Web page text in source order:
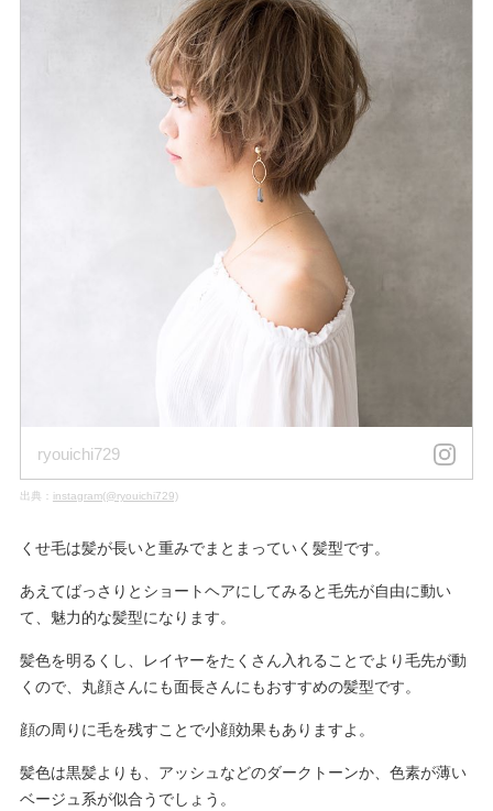
ryouichi729
出典： instagram(@ryouichi729)
くせ毛は髪が長いと重みでまとまっていく髪型です。
あえてばっさりとショートヘアにしてみると毛先が自由に動い
て、魅力的な髪型になります。
髪色を明るくし、レイヤーをたくさん入れることでより毛先が動
くので、丸顔さんにも面長さんにもおすすめの髪型です。
顔の周りに毛を残すことで小顔効果もありますよ。
髪色は黒髪よりも、アッシュなどのダークトーンか、色素が薄い
ベージュ系が似合うでしょう。